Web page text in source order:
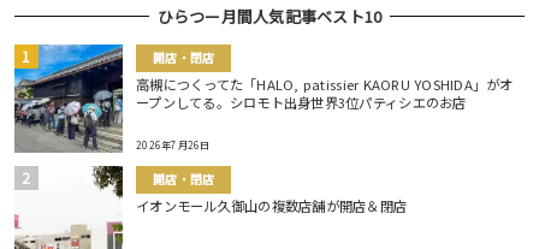
ひらつー月間人気記事ベスト10
開店・閉店
高槻につくってた「HALO, patissier KAORU YOSHIDA」がオ
ープンしてる。シロモト出身世界3位パティシエのお店
2026年7月26日
開店・閉店
イオンモール久御山の複数店舗が開店＆閉店